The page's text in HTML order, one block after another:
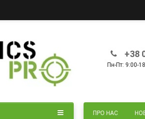
+38
Пн-Пт: 9:00-
ПРО НАС